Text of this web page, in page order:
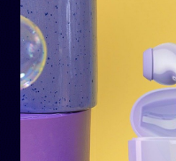
Contacto
Blog